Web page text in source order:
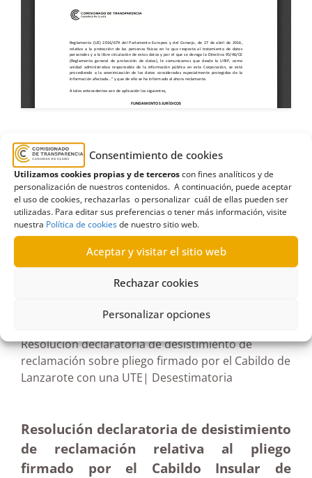
Consentimiento de cookies
Utilizamos cookies propias y de terceroscon fines analíticos y de
personalización de nuestros contenidos. A continuación, puede aceptar
el uso de cookies, rechazarlas o personalizar cuál de ellas pueden ser
utilizadas. Para editar sus preferencias o tener más información, visite
nuestra Política de cookiesde nuestro sitio web.
Aceptar y visitar el sitio web
Rechazar cookies
Personalizar opciones
2021,2023,Aceinsa Movilidad,Cabildo de
Lanzarote,horas extra,Señalizaciones Conejeras
Terminación,Titerroy ,trabajadores,UTE,vecinos
Resolución declaratoria de desistimiento de
reclamación sobre pliego firmado por el Cabildo de
Lanzarote con una UTE| Desestimatoria
Resolución declaratoria de desistimiento
de reclamación relativa al pliego
firmado por el Cabildo Insular de